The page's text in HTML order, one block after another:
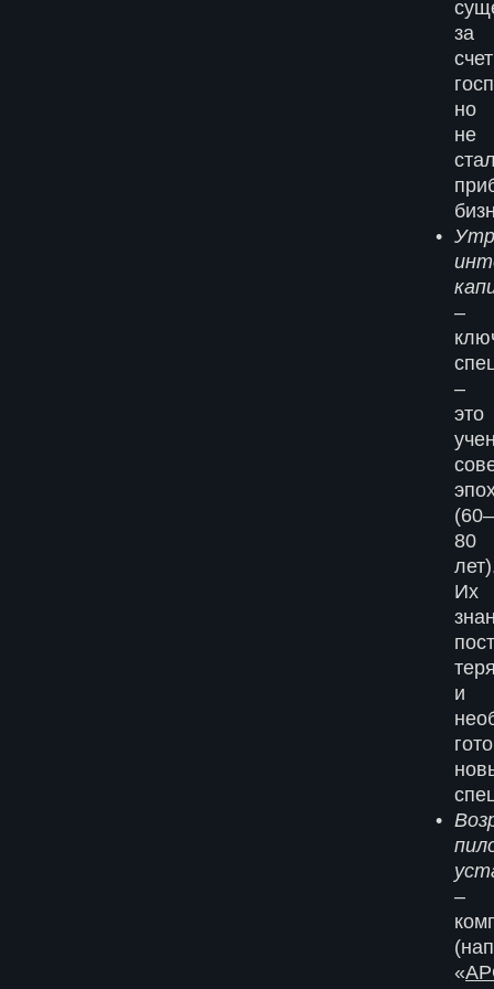
за
счет
но
не
–
–
это
(60–
80
Их
и
–
«